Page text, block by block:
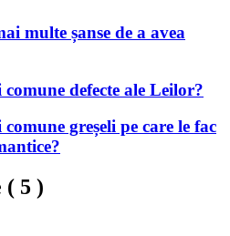
multe șanse de a avea
comune defecte ale Leilor?
greșeli pe care le fac
( 5 )